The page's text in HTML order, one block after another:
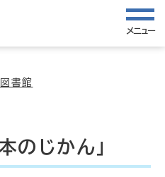
メニュー
図書館
のじかん」